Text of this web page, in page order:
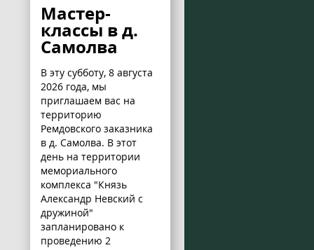
Мастер-
классы в д.
Самолва
В эту субботу, 8 августа
2026 года, мы
приглашаем вас на
территорию
Ремдовского заказника
в д. Самолва. В этот
день на территории
мемориального
комплекса "Князь
Александр Невский с
дружиной"
запланировано к
проведению 2